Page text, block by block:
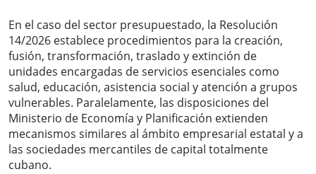
En el caso del sector presupuestado, la Resolución
14/2026 establece procedimientos para la creación,
fusión, transformación, traslado y extinción de
unidades encargadas de servicios esenciales como
salud, educación, asistencia social y atención a grupos
vulnerables. Paralelamente, las disposiciones del
Ministerio de Economía y Planificación extienden
mecanismos similares al ámbito empresarial estatal y a
las sociedades mercantiles de capital totalmente
cubano.